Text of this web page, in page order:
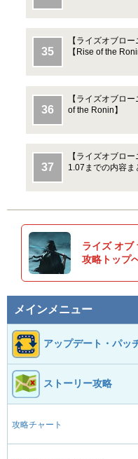
【ライズオブロ
【Rise of the
【ライズオブロ
of the Ronin】
【ライズオブロ
1.07までの内容ま
ライズ オブ
攻略トップ
メインメニュー
アップデート・パッ
ストーリー攻略
攻略チャート